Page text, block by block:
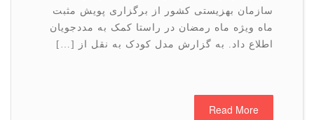
سازمان بهزیستی کشور از برگزاری پویش مثبت
ماه ویژه ماه رمضان در راستا کمک به مددجویان
اطلاع داد. به گزارش مدل کودک به نقل از […]
Read More